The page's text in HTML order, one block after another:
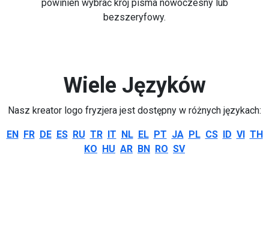
powinien wybrać krój pisma nowoczesny lub
bezszeryfowy.
Wiele Języków
Nasz kreator logo fryzjera jest dostępny w różnych językach:
EN FR DE ES RU TR IT NL EL PT JA PL CS ID VI TH
KO HU AR BN RO SV